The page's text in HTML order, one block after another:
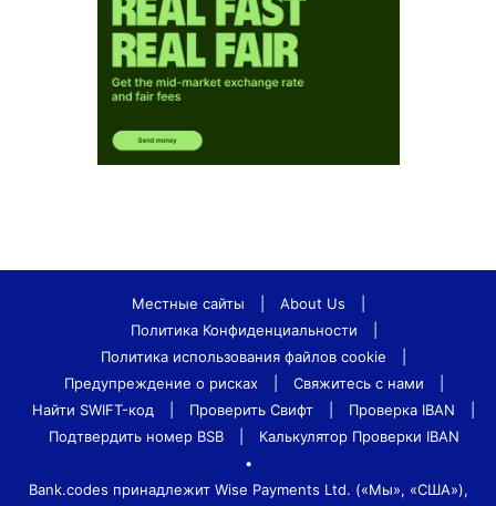
Местные сайты About Us
Политика Конфиденциальности
Политика использования файлов cookie
Предупреждение о рисках
Свяжитесь с нами
Найти SWIFT-код
Проверить Свифт Проверка IBAN
Подтвердить номер BSB
Калькулятор Проверки IBAN
•
Bank.codes принадлежит Wise Payments Ltd. («Мы», «США»),